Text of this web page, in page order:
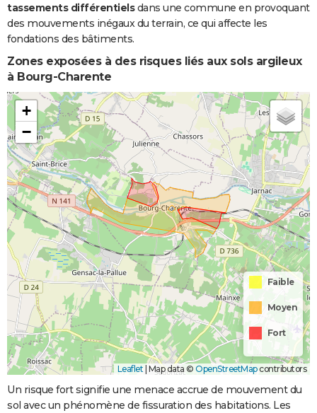
tassements différentielsdans une commune en provoquant
des mouvements inégaux du terrain, ce qui affecte les
fondations des bâtiments.
Zones exposées à des risques liés aux sols argileux
à Bourg-Charente
+
−
Faible
Moyen
Fort
Leaflet Map data © OpenStreetMapcontributors
Un risque fort signifie une menace accrue de mouvement du
sol avec un phénomène de fissuration des habitations. Les